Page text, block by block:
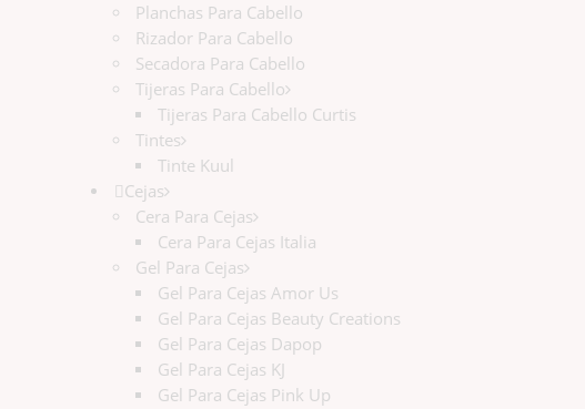
Planchas Para Cabello
Rizador Para Cabello
Secadora Para Cabello
Tijeras Para Cabello
Tijeras Para Cabello Curtis
Tintes
Tinte Kuul
Cejas
Cera Para Cejas
Cera Para Cejas Italia
Gel Para Cejas
Gel Para Cejas Amor Us
Gel Para Cejas Beauty Creations
Gel Para Cejas Dapop
Gel Para Cejas KJ
Gel Para Cejas Pink Up